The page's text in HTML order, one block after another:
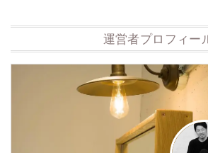
運営者プロフィー